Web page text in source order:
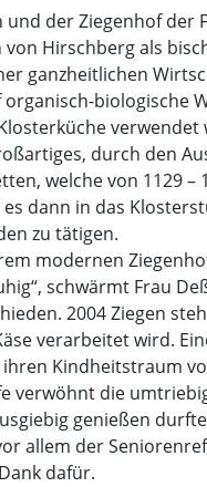
der Ziegenhof der
Hirschberg als
ganzheitlichen
biologische
durch den
welche von 1129
dann in das
zu tätigen.
modernen
schwärmt Frau
2004 Ziegen
verarbeitet wird.
Kindheitstraum
verwöhnt die
genießen
allem der
dafür.